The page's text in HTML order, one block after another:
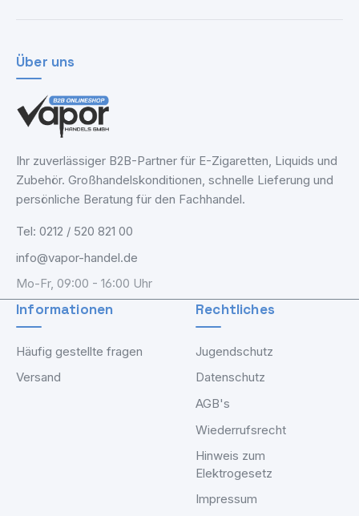
Über uns
Ihr zuverlässiger B2B-Partner für E-Zigaretten, Liquids und
Zubehör. Großhandelskonditionen, schnelle Lieferung und
persönliche Beratung für den Fachhandel.
Tel: 0212 / 520 821 00
info@vapor-handel.de
Mo-Fr, 09:00 - 16:00 Uhr
Informationen
Häufig gestellte fragen
Versand
Rechtliches
Jugendschutz
Datenschutz
AGB's
Wiederrufsrecht
Hinweis zum
Elektrogesetz
Impressum